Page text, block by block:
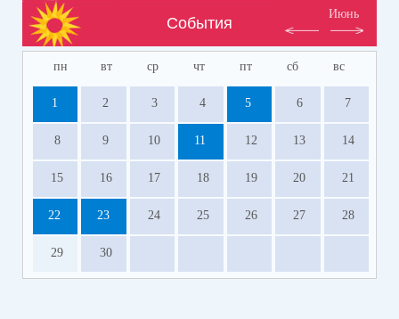
События
Июнь
пн вт ср чт пт сб вс
1 2 3 4 5 6 7
8 9 10 11 12 13 14
15 16 17 18 19 20 21
22 23 24 25 26 27 28
29 30